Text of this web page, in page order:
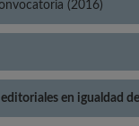
(2016)
en igualdad